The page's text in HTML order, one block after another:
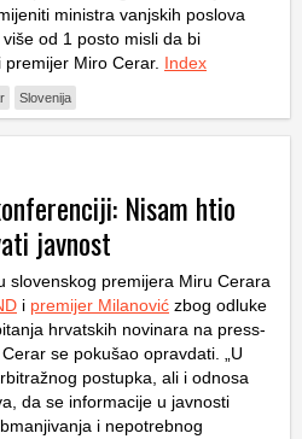
ministra vanjskih poslova
od 1 posto misli da bi
Miro Cerar. Index
Slovenija
Nisam htio
javnost
slovenskog premijera Miru Cerara
i premijer Milanović zbog odluke
hrvatskih novinara na press-
se pokušao opravdati. „U
postupka, ali i odnosa
da se informacije u javnosti
i nepotrebnog